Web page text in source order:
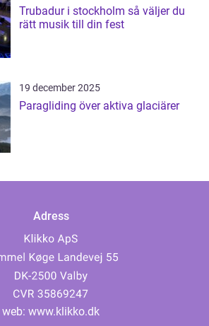
Trubadur i stockholm så väljer du
rätt musik till din fest
19 december 2025
Paragliding över aktiva glaciärer
Adress
web: www.klikko.dk